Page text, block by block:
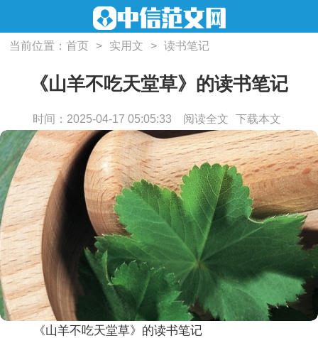
当前位置：首页 > 实用文 > 读书笔记
《山羊不吃天堂草》的读书笔记
时间：2025-04-17 05:05:33 阅读全文 下载本文
《山羊不吃天堂草》的读书笔记